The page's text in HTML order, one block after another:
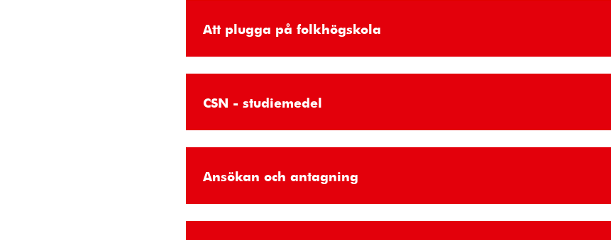
Att plugga på folkhögskola
CSN - studiemedel
Ansökan och antagning